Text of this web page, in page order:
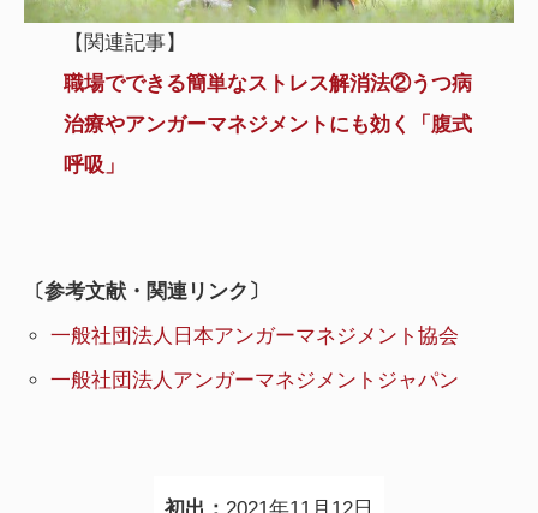
【関連記事】
職場でできる簡単なストレス解消法②うつ病
治療やアンガーマネジメントにも効く「腹式
呼吸」
〔参考文献・関連リンク〕
一般社団法人日本アンガーマネジメント協会
一般社団法人アンガーマネジメントジャパン